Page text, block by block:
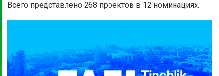
Всего представлено 268 проектов в 12 номинациях.